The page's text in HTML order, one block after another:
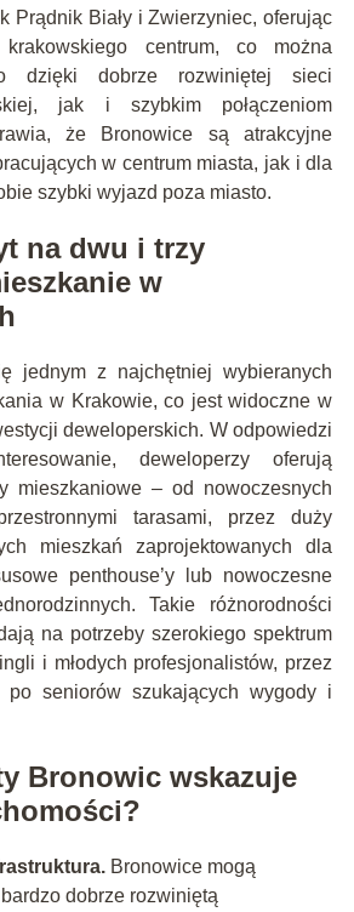
Prądnik Biały i Zwierzyniec, oferując
centrum, co można
dzięki dobrze rozwiniętej sieci
jak i szybkim połączeniom
że Bronowice są atrakcyjne
w centrum miasta, jak i dla
szybki wyjazd poza miasto.
na dwu i trzy
w
jednym z najchętniej wybieranych
w Krakowie, co jest widoczne w
deweloperskich. W odpowiedzi
deweloperzy oferują
mieszkaniowe – od nowoczesnych
tarasami, przez duży
mieszkań zaprojektowanych dla
penthouse’y lub nowoczesne
Takie różnorodności
na potrzeby szerokiego spektrum
i młodych profesjonalistów, przez
po seniorów szukających wygody i
Bronowic wskazuje
Bronowice mogą
dobrze rozwiniętą